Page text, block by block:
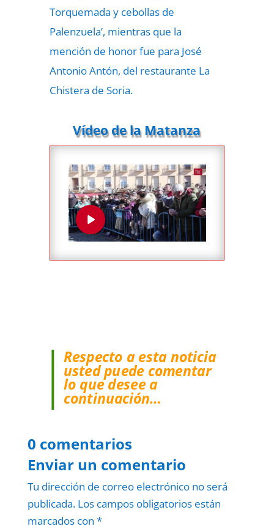
Torquemada y cebollas de
Palenzuela’, mientras que la
mención de honor fue para José
Antonio Antón, del restaurante La
Chistera de Soria.
Vídeo de la Matanza
Respecto a esta noticia
usted puede comentar
lo que desee a
continuación…
0 comentarios
Enviar un comentario
Tu dirección de correo electrónico no será
publicada. Los campos obligatorios están
marcados con *